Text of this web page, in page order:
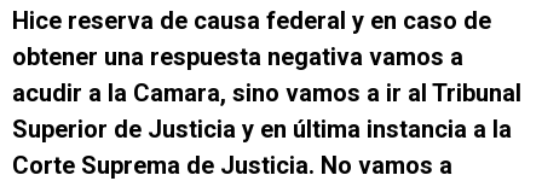
Hice reserva de causa federal y en caso de
obtener una respuesta negativa vamos a
acudir a la Camara, sino vamos a ir al Tribunal
Superior de Justicia y en última instancia a la
Corte Suprema de Justicia. No vamos a